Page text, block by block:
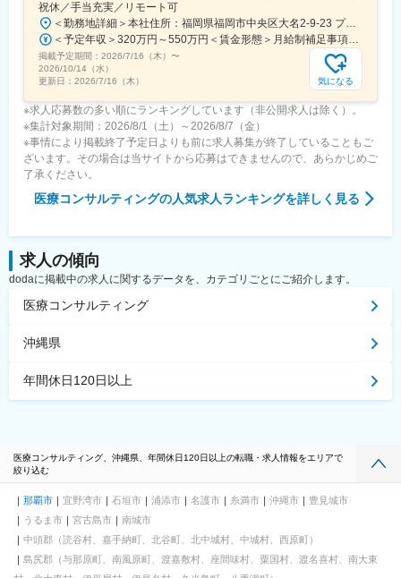
変更の範囲：会社の定める業務
祝休／手当充実／リモート可
＜勤務地詳細＞本社住所：福岡県福岡市中央区大名2-9-23 プリオ福岡ビル勤務地最寄駅：地下鉄空港線／天神駅受動喫煙対策：屋内全面禁煙変更の範囲：会社の定める事業所
＜予定年収＞320万円～550万円＜賃金形態＞月給制補足事項なし＜賃金内訳＞月額（基本給）：200,000円～246,000円その他固定手当/月：20,000円～110,000円＜月給＞220,000円～356,000円＜昇給有無＞有＜残業手当＞有＜給与補足＞※実際の年収は面談・面接後に経歴や能力に応じて決定します※求人票の想定年収に当てはまらないケースも発生する可能性があります賞与年2回（2025年度実績4.4ヶ月）、昇給年1回住宅補助手当、家族手当、残業手当、休日出勤手当など賃金はあくまでも目安の金額であり、選考を通じて上下する可能性があります。月給(月額)は固定手当を含めた表記です。
掲載予定期間： 2026/7/16（木） 〜
2026/10/14（水）
更新日： 2026/7/16（木） 気になる
※求人応募数の多い順にランキングしています（非公開求人は除く）。
※集計対象期間：2026/8/1（土）～2026/8/7（金）
※事情により掲載終了予定日よりも前に求人募集が終了していることもご
ざいます。その場合は当サイトから応募はできませんので、あらかじめご
了承ください。
医療コンサルティングの人気求人ランキングを詳しく見る
求人の傾向
dodaに掲載中の求人に関するデータを、カテゴリごとにご紹介します。
医療コンサルティング
沖縄県
年間休日120日以上
医療コンサルティング、沖縄県、年間休日120日以上の転職・求人情報をエリアで
絞り込む
那覇市 宜野湾市 石垣市 浦添市 名護市 糸満市 沖縄市
豊見城市
うるま市
宮古島市
南城市
中頭郡（読谷村、嘉手納町、北谷町、北中城村、中城村、西原町）
島尻郡（与那原町、南風原町、渡嘉敷村、座間味村、粟国村、渡名喜村、南大東